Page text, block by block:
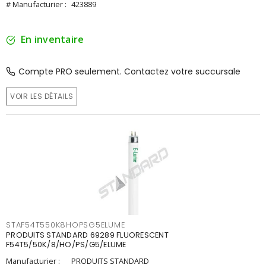
# Manufacturier : 423889
En inventaire
Compte PRO seulement. Contactez votre succursale
VOIR LES DÉTAILS
STAF54T550K8HOPSG5ELUME
PRODUITS STANDARD 69289 FLUORESCENT
F54T5/50K/8/HO/PS/G5/ELUME
Manufacturier :
PRODUITS STANDARD